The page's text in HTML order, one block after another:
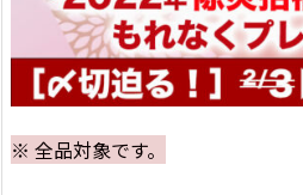
※ 全品対象です。